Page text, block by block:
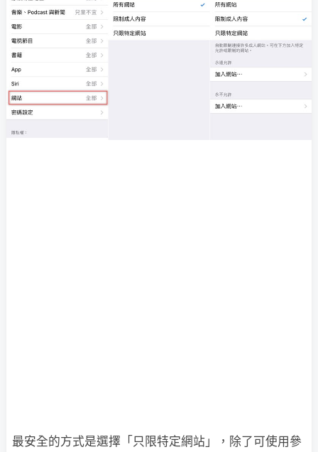
最安全的方式是選擇「只限特定網站」，除了可使用參